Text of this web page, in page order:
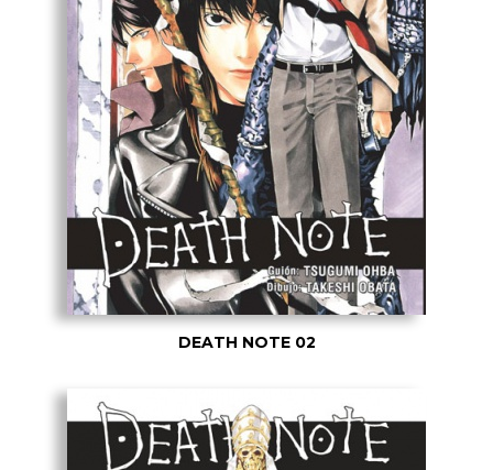
DEATH NOTE 02